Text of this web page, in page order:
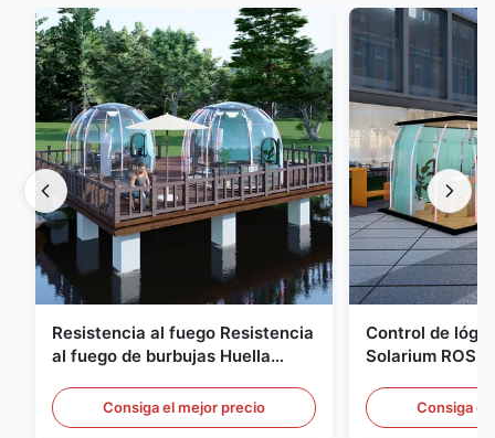
Resistencia al fuego Resistencia
al fuego de burbujas Huella
Consiga el mejor precio
Control de
Solarium
marinoConsiga el